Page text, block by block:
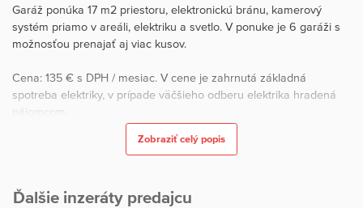
Garáž ponúka 17 m2 priestoru, elektronickú bránu, kamerový
systém priamo v areáli, elektriku a svetlo. V ponuke je 6 garáži s
možnosťou prenajať aj viac kusov.
Cena: 135 € s DPH / mesiac. V cene je zahrnutá základná
spotreba elektriky, v prípade väčšieho odberu elektrika hradená
nájomcom.
V prípade záujmu o viac informácií, alebo obhliadku ma neváhajte
Zobraziť celý popis
Ďalšie inzeráty predajcu